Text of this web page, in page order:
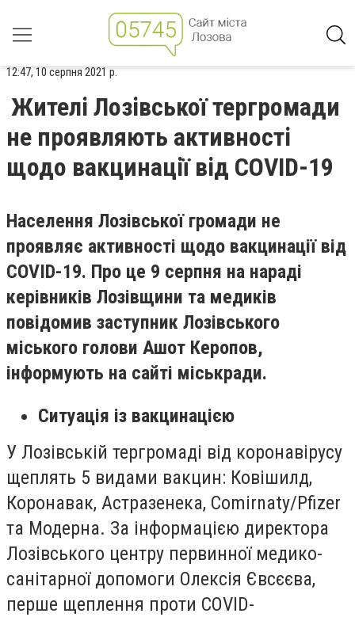
12:47, 10 серпня 2021 р.
Жителі Лозівської тергромади
не проявляють активності
щодо вакцинації від COVID-19
Населення Лозівської громади не
проявляє активності щодо вакцинації від
COVID-19. Про це 9 серпня на нараді
керівників Лозівщини та медиків
повідомив заступник Лозівського
міського голови Ашот Керопов,
інформують на сайті міськради.
Ситуація із вакцинацією
У Лозівській тергромаді від коронавірусу
щеплять 5 видами вакцин: Ковішилд,
Коронавак, Астразенека, Comirnaty/Pfizer
та Модерна. За інформацією директора
Лозівського центру первинної медико-
санітарної допомоги Олексія Євсєєва,
перше щеплення проти COVID-